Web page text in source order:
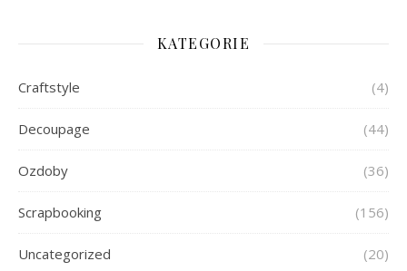
KATEGORIE
Craftstyle (4)
Decoupage (44)
Ozdoby (36)
Scrapbooking (156)
Uncategorized (20)